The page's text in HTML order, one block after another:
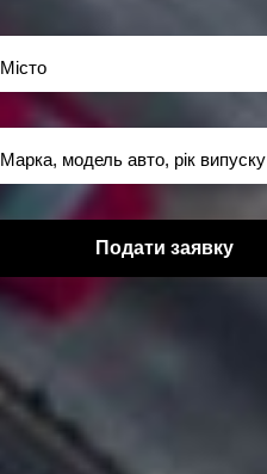
Місто
Марка, модель авто, рік випуску
Подати заявку